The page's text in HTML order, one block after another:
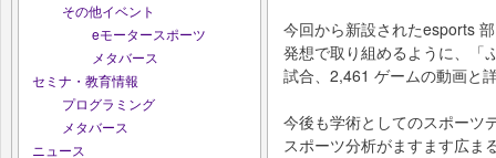
その他イベント
eモータースポーツ
メタバース
セミナ・教育情報
プログラミング
メタバース
ニュース
今回から新設されたesports
発想で取り組めるように、「
試合、2,461 ゲームの動画と
今後も学術としてのスポーツ
スポーツ分析がますます広ま